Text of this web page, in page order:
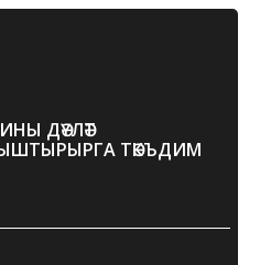
ДӘҮЛӘТ
ТӘКЪДИМ